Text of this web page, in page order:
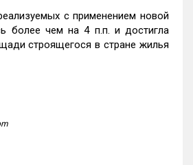
с применением новой
более чем на 4 п.п. и достигла
строящегося в стране жилья